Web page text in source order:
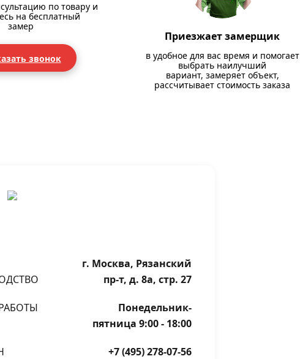
по товару и
на бесплатный
замер
звонок
Приезжает замерщик
в удобное для вас время и помогает
выбрать наилучший
вариант, замеряет объект,
рассчитывает стоимость заказа
г. Москва, Рязанский
пр-т, д. 8а, стр. 27
Понедельник-
пятница 9:00 - 18:00
+7 (495) 278-07-56